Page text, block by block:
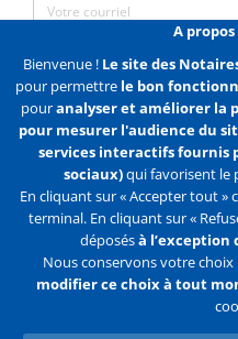
J'accepte de recevoir des
En
Liens Mentions légales
A
Bienvenue ! Le site des
pour permettre le bon
pouranalyser et améliorer la
pour mesurer l'audience du
services interactifs fournis
sociaux)qui favorisent le
En cliquant sur « Accepter tout »
terminal. En cliquant sur «
déposésà l’exception
Nous conservons votre choix
modifier ce choix à tout